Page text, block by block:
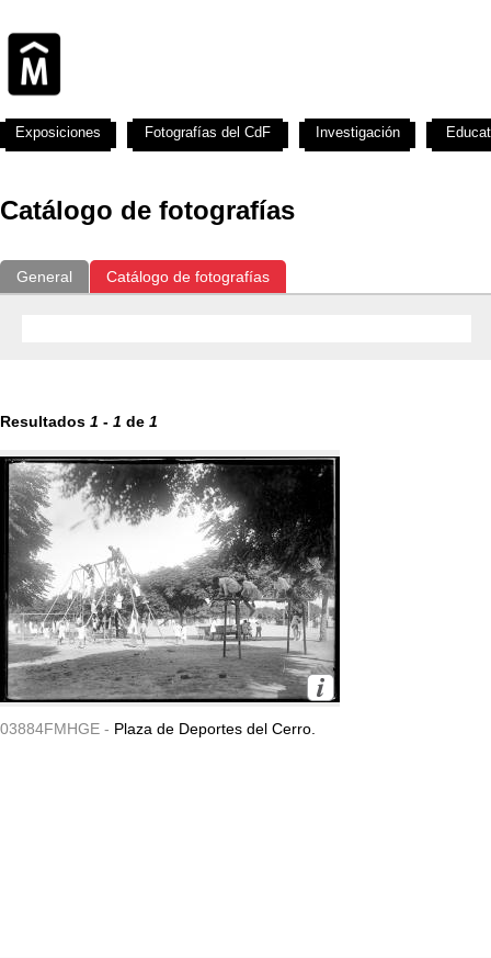
Catálogo de fotografías
General Catálogo de fotografías
Resultados 1 - 1 de 1
03884FMHGE - Plaza de Deportes del Cerro.
Exposiciones Fotografías del CdF Investigación